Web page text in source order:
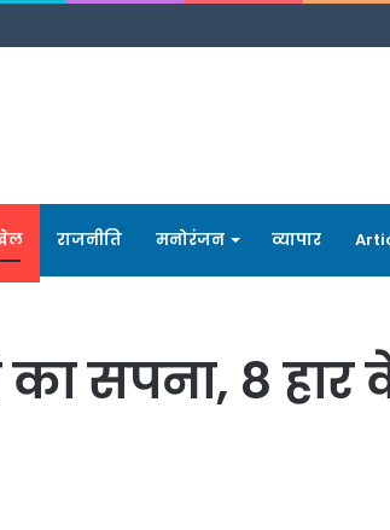
राजनीति मनोरंजन व्यापार
का सपना, 8